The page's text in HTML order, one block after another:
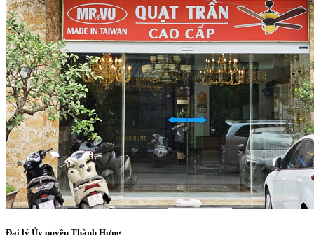
Đại lý Ủy quyền Thành Hưng